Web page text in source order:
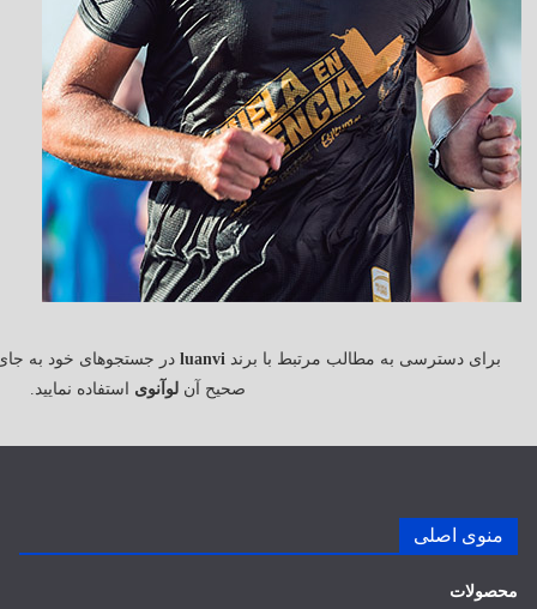
برای دسترسی به مطالب مرتبط با برندluanvi در جستجوهای خود به
صحیح آنلوآنوی استفاده نمایید.
منوی اصلی
محصولات